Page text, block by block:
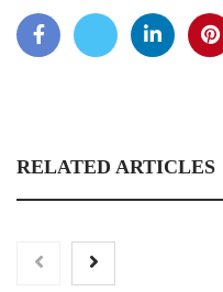
RELATED ARTICLES